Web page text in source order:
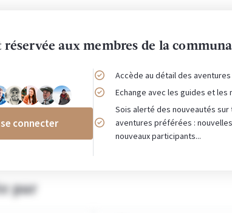
réservée aux membres de la
connecter
Accède au détail des aventures
Echange avec les guides et les
Sois alerté des nouveautés sur
aventures préférées :
nouveaux participants...
par